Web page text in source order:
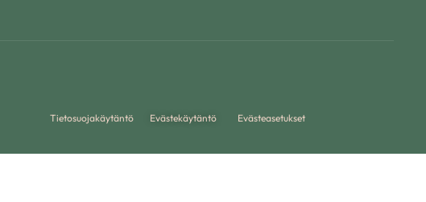
Tietosuojakäytäntö Evästekäytäntö Evästeasetukset